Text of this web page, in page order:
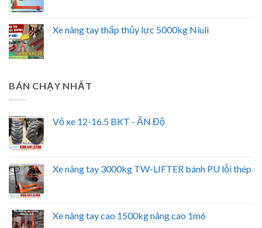
Xe nâng tay thấp thủy lực 5000kg Niuli
BÁN CHẠY NHẤT
Vỏ xe 12-16.5 BKT - ẤN Độ
Xe nâng tay 3000kg TW-LIFTER bánh PU lỗi thép
Xe nâng tay cao 1500kg nâng cao 1m6